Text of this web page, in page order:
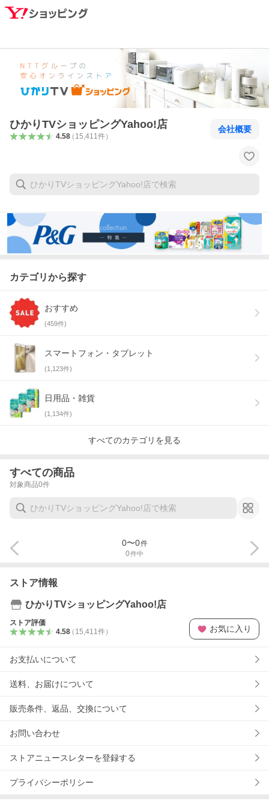
ひかりTVショッピングYahoo!店
4.58（ 15,411件）
会社概要
カテゴリから探す
おすすめ
(459件)
スマートフォン・タブレット
(1,123件)
日用品・雑貨
(1,134件)
すべてのカテゴリを見る
すべての商品
対象商品0件
0件中
0〜0件
ストア情報
ひかりTVショッピングYahoo!店
ストア評価
4.58（ 15,411件） お気に入り
お支払いについて
送料、お届けについて
販売条件、返品、交換について
お問い合わせ
ストアニュースレターを登録する
プライバシーポリシー